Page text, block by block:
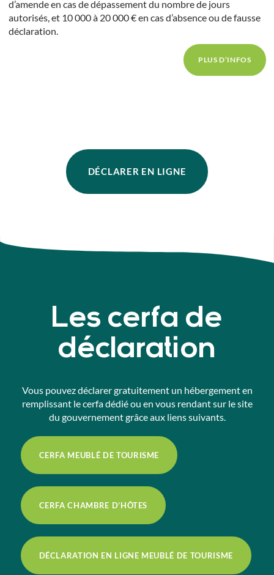
d’amende en cas de dépassement du nombre de jours
autorisés, et 10 000 à 20 000 € en cas d’absence ou de fausse
déclaration.
PLUS D’INFOS
DÉCLARER EN LIGNE
Les cerfa de
déclaration
Vous pouvez déclarer gratuitement un hébergement en
remplissant le cerfa dédié ou en vous rendant sur le site
du gouvernement grâce aux liens suivants.
CERFA MEUBLÉ DE TOURISME
CERFA CHAMBRE D’HÔTES
DÉCLARATION EN LIGNE MEUBLÉ DE TOURISME